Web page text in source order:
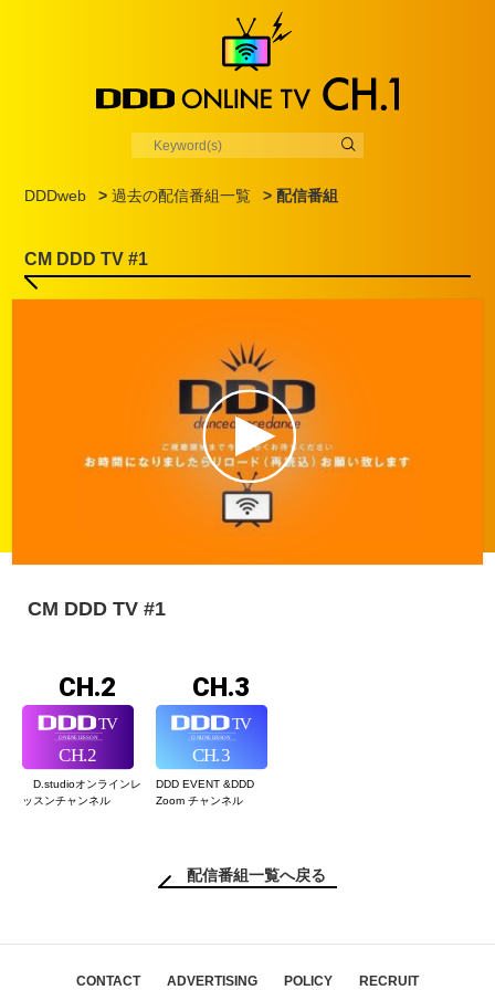
DDDweb >過去の配信番組一覧 > 配信番組
CM DDD TV #1
CM DDD TV #1
CH.2
D.studioオンラインレ
ッスンチャンネル
CH.3
DDD EVENT &DDD
Zoom チャンネル
配信番組一覧へ戻る
CONTACT ADVERTISING POLICY RECRUIT